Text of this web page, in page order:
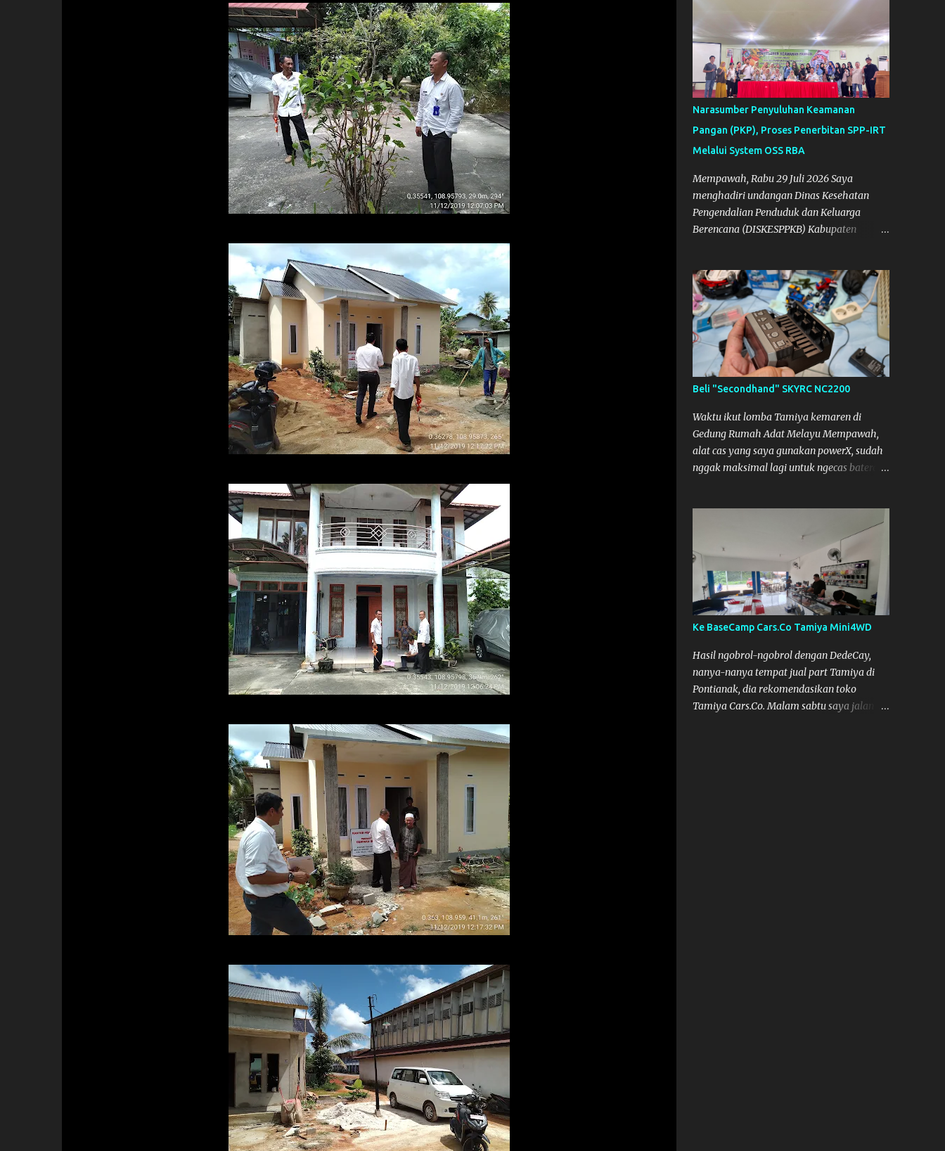
pulang, saya pikir enak kali ya main
Tamiya di Pontianak. Muzkha di Lokasi
Agus Tamiya
Narasumber Penyuluhan Keamanan
Pangan (PKP), Proses Penerbitan SPP-IRT
Melalui System OSS RBA
Mempawah, Rabu 29 Juli 2026 Saya
menghadiri undangan Dinas Kesehatan
Pengendalian Penduduk dan Keluarga
Berencana (DISKESPPKB) Kabupaten
Pangan di Kabupaten Mempawah.
Dokumentasi: Foto Bersama Peserta PKP
Beli "Secondhand" SKYRC NC2200
Waktu ikut lomba Tamiya kemaren di
Gedung Rumah Adat Melayu Mempawah,
alat cas yang saya gunakan powerX, sudah
nggak maksimal lagi untuk ngecas baterai.
pinjam SKYRC NC2200. Alat Cas yang kami
pinjam ini bagus, pengisian Baterainya bisa
lebih maksimal, mobil jadi lebih kencang.
SKYRC NC2200
Ke BaseCamp Cars.Co Tamiya Mini4WD
Hasil ngobrol-ngobrol dengan DedeCay,
nanya-nanya tempat jual part Tamiya di
Pontianak, dia rekomendasikan toko
Tamiya Cars.Co. Malam sabtu saya jalan